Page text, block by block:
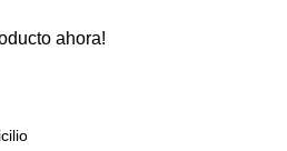
ahora!